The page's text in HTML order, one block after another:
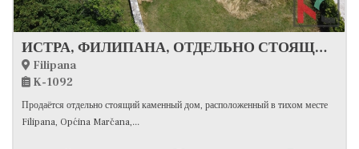
ИСТРА, ФИЛИПАНА, ОТДЕЛЬНО СТОЯЩИЙ ДОМ 180 м2 НА УЧАСТКЕ 852 м2, #ПРОДАЖА
Filipana
K-1092
Продаётся отдельно стоящий каменный дом, расположенный в тихом месте
Filipana, Općina Marčana,...